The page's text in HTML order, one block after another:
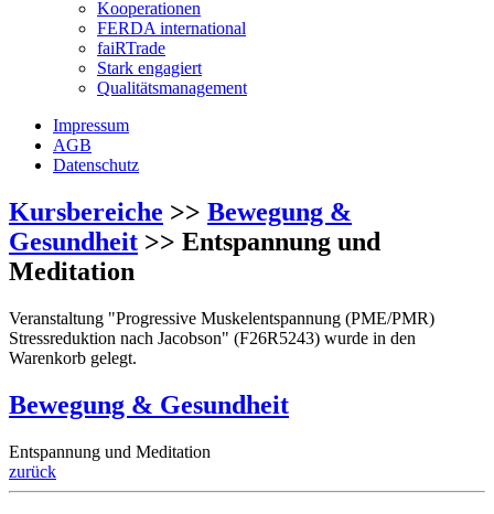
Kooperationen
FERDA international
faiRTrade
Stark engagiert
Qualitätsmanagement
Impressum
AGB
Datenschutz
Kursbereiche >> Bewegung &
Gesundheit >> Entspannung und
Meditation
Veranstaltung "Progressive Muskelentspannung (PME/PMR)
Stressreduktion nach Jacobson" (F26R5243) wurde in den
Warenkorb gelegt.
Bewegung & Gesundheit
Entspannung und Meditation
zurück